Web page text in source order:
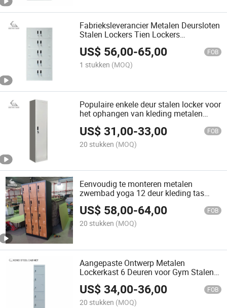
Fabrieksleverancier Metalen Deursloten
Stalen Lockers Tien Lockers
Opslaglocker
US$ 56,00-65,00 FOB
1 stukken (MOQ)
Populaire enkele deur stalen locker voor
het ophangen van kleding metalen
US$31,00-33,00 FOB
20 stukken (MOQ)
Eenvoudig te monteren metalen
zwembad yoga 12 deur kleding tas
locker staal opslag locker
US$ 58,00-64,00 FOB
20 stukken (MOQ)
Aangepaste Ontwerp Metalen
Lockerkast 6 Deuren voor Gym Stalen
Kledingopslag Locker
US$34,00-36,00 FOB
20 stukken (MOQ)